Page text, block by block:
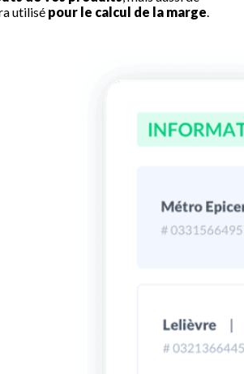
utilisé pour le calcul de la marge.